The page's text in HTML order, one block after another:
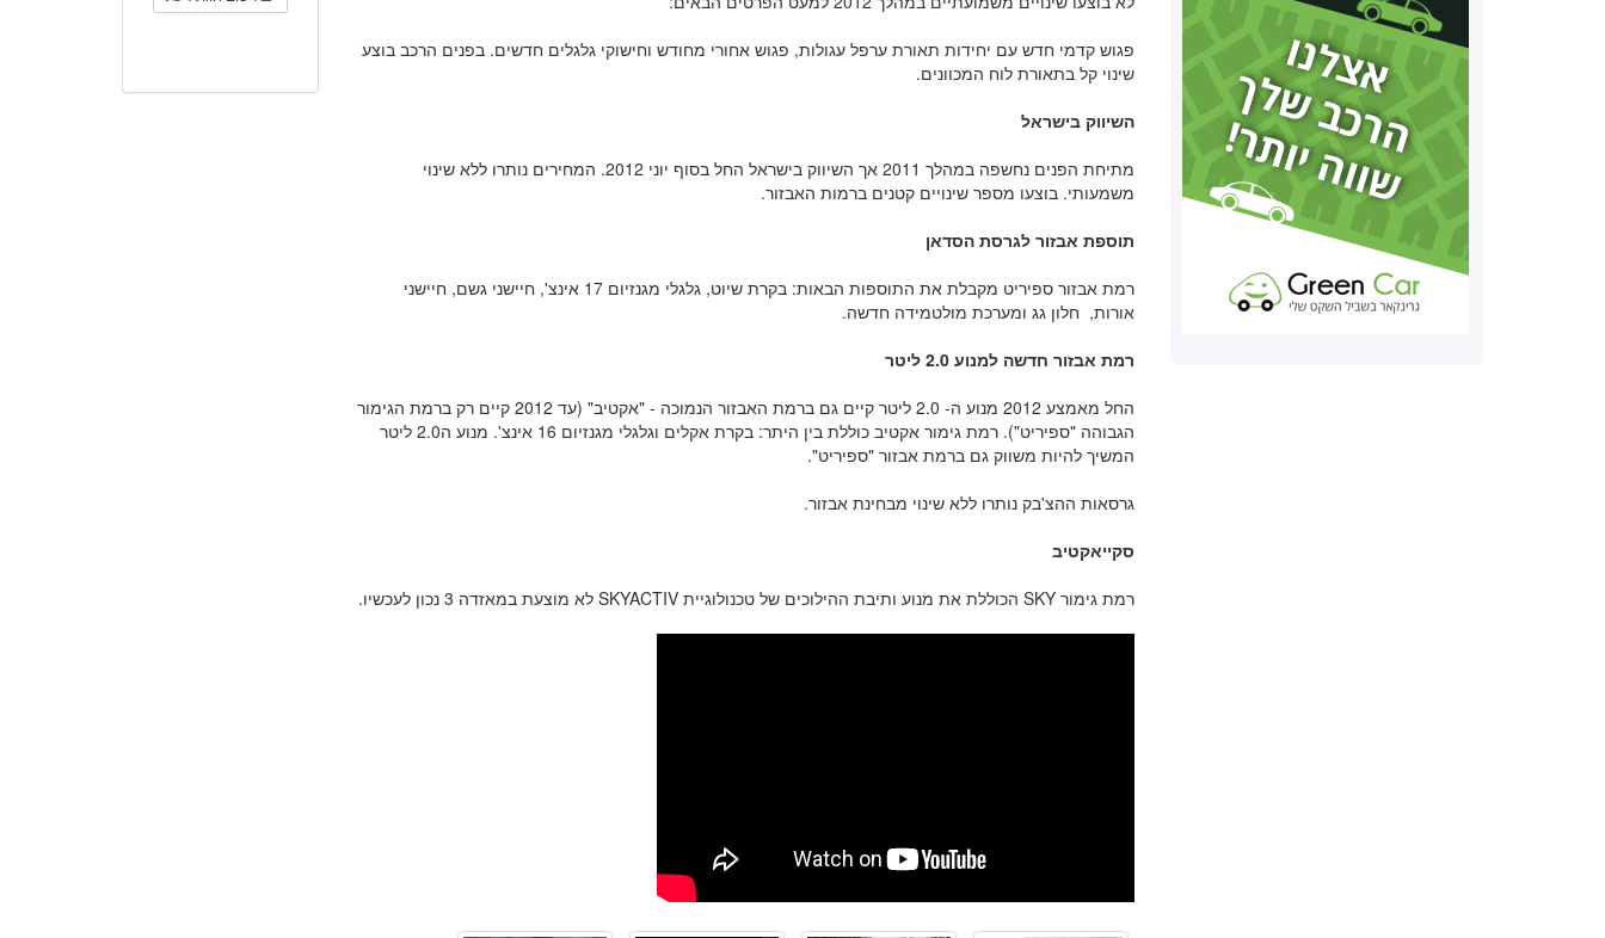
פגוש קדמי חדש עם יחידות תאורת ערפל עגולות, פגוש אחורי מחודש וחישוקי גלגלים חדשים. בפנים הרכב בוצע
שינוי קל בתאורת לוח המכוונים.
השיווק בישראל
מתיחת הפנים נחשפה במהלך 2011 אך השיווק בישראל החל בסוף יוני 2012. המחירים נותרו ללא שינוי
משמעותי. בוצעו מספר שינויים קטנים ברמות האבזור.
תוספת אבזור לגרסת הסדאן
רמת אבזור ספיריט מקבלת את התוספות הבאות: בקרת שיוט, גלגלי מגנזיום 17 אינצ', חיישני גשם, חיישני
אורות, חלון גג ומערכת מולטמידה חדשה.
רמת אבזור חדשה למנוע 2.0 ליטר
החל מאמצע 2012 מנוע ה- 2.0 ליטר קיים גם ברמת האבזור הנמוכה - "אקטיב" (עד 2012 קיים רק ברמת הגימור
הגבוהה "ספיריט"). רמת גימור אקטיב כוללת בין היתר: בקרת אקלים וגלגלי מגנזיום 16 אינצ'. מנוע ה2.0 ליטר
המשיך להיות משווק גם ברמת אבזור "ספיריט".
גרסאות ההצ'בק נותרו ללא שינוי מבחינת אבזור.
סקייאקטיב
רמת גימור SKY הכוללת את מנוע ותיבת ההילוכים של טכנולוגיית SKYACTIV לא מוצעת במאזדה 3 נכון לעכשיו.